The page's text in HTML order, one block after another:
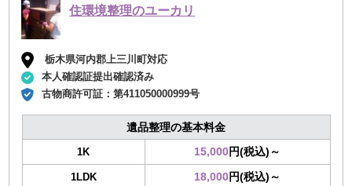
住環境整理のユーカリ
栃木県河内郡上三川町対応
本人確認証提出確認済み
古物商許可証：第411050000999号
遺品整理の基本料金
1K 15,000円(税込)～
1LDK 18,000円(税込)～